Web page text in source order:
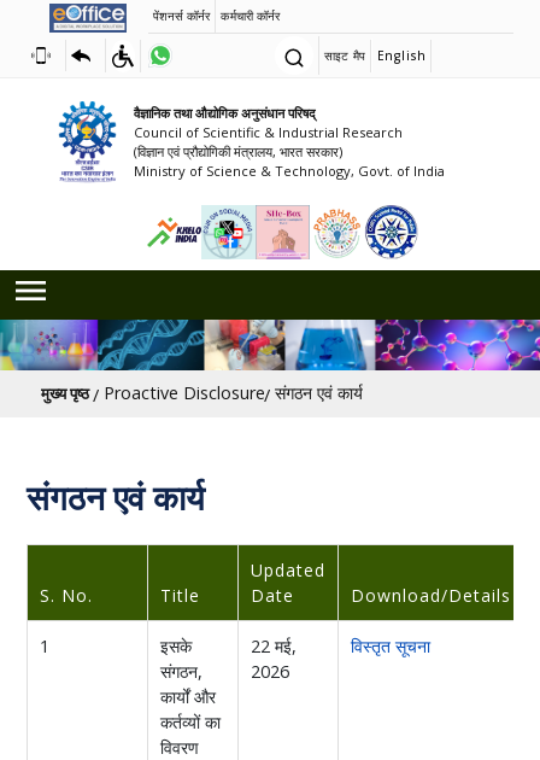
पेंशनर्स कॉर्नर कर्मचारी कॉर्नर
साइट मैप English
वैज्ञानिक तथा औद्योगिक अनुसंधान परिषद्
Council of Scientific & Industrial Research
(विज्ञान एवं प्रौद्योगिकी मंत्रालय, भारत सरकार)
Ministry of Science & Technology, Govt. of India
पग चिन्ह
मुख्य पृष्ठ Proactive Disclosure संगठन एवं कार्य
संगठन एवं कार्य
S. No. Title
Updated
Date
Download/Details
1
इसके
संगठन,
कार्यों और
कर्तव्यों का
विवरण
22 मई,
2026
विस्तृत सूचना